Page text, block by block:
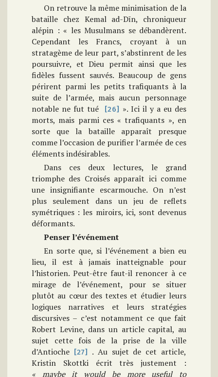
On retrouve la même minimisation de la
bataille chez Kemal ad-Dīn, chroniqueur
alépin : « les Musulmans se débandèrent.
Cependant les Francs, croyant à un
stratagème de leur part, s’abstinrent de les
poursuivre, et Dieu permit ainsi que les
fidèles fussent sauvés. Beaucoup de gens
périrent parmi les petits trafiquants à la
suite de l’armée, mais aucun personnage
notable ne fut tué
[26]
». Ici il y a eu des
morts, mais parmi ces « trafiquants », en
sorte que la bataille apparaît presque
comme l’occasion de purifier l’armée de ces
éléments indésirables.
Dans ces deux lectures, le grand
triomphe des Croisés apparaît ici comme
une insignifiante escarmouche. On n’est
plus seulement dans un jeu de reflets
symétriques : les miroirs, ici, sont devenus
déformants.
Penser l’événement
En sorte que, si l’événement a bien eu
lieu, il est à jamais inatteignable pour
l’historien. Peut-être faut-il renoncer à ce
mirage de l’événement, pour se situer
plutôt au cœur des textes et étudier leurs
logiques narratives et leurs stratégies
discursives – c’est notamment ce que fait
Robert Levine, dans un article capital, au
sujet cette fois de la prise de la ville
d’Antioche
[27]
. Au sujet de cet article,
Kristin Skottki écrit très justement :
« maybe it would be more useful to